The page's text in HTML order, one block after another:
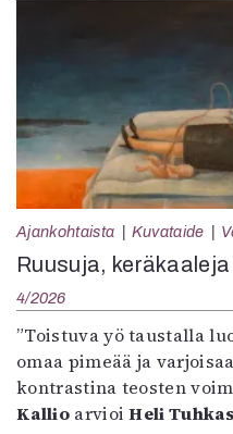
Ajankohtaista Kuvataide
Ruusuja,
4/2026
”Toistuva yö taustalla
omaa pimeää ja
kontrastina teosten
KallioarvioiHeli